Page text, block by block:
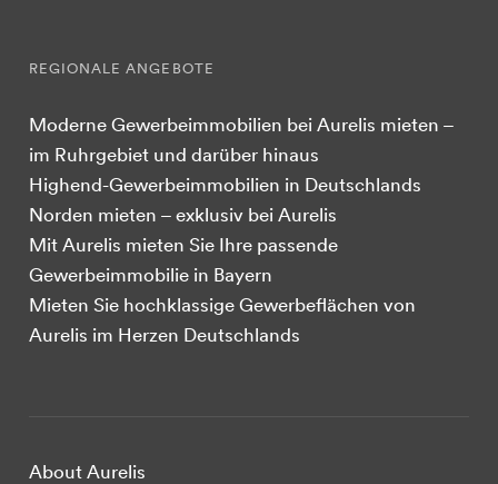
REGIONALE ANGEBOTE
Moderne Gewerbeimmobilien bei Aurelis mieten –
im Ruhrgebiet und darüber hinaus
Highend-Gewerbeimmobilien in Deutschlands
Norden mieten – exklusiv bei Aurelis
Mit Aurelis mieten Sie Ihre passende
Gewerbeimmobilie in Bayern
Mieten Sie hochklassige Gewerbeflächen von
Aurelis im Herzen Deutschlands
About Aurelis